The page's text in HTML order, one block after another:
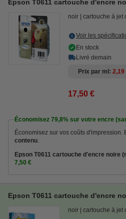
Epson T0611 cartouche d'encre
noir cartouche à jet
Voir les
En stock
Livré demain
Prix par ml
2,19
17,50 €
Économisez 79,8% sur votre encre
Économisez sur vos coûts d'impression.
contenu.
Epson T0611 cartouche d'encre noire
7,50 €
Epson T0611 cartouche d'encre
noir cartouche à jet